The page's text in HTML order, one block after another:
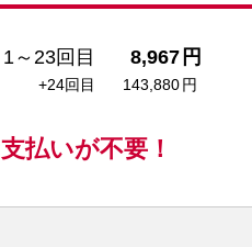
1～23回目 8,967 円
+24回目 143,880 円
払いが不要！